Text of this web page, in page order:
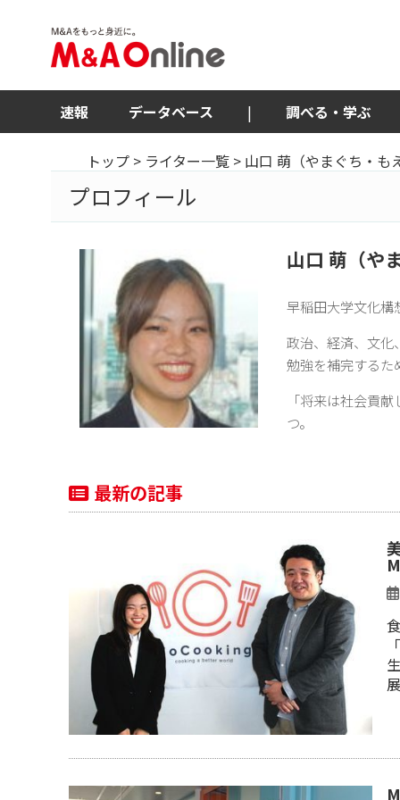
速報 データベース | 調べる・学ぶ
トップ > ライター一覧 > 山口 萌（やまぐち・も
プロフィール
山口 萌（や
早稲田大学文化構
政治、経済、文化
勉強を補完するた
「将来は社会貢
つ。
最新の記事